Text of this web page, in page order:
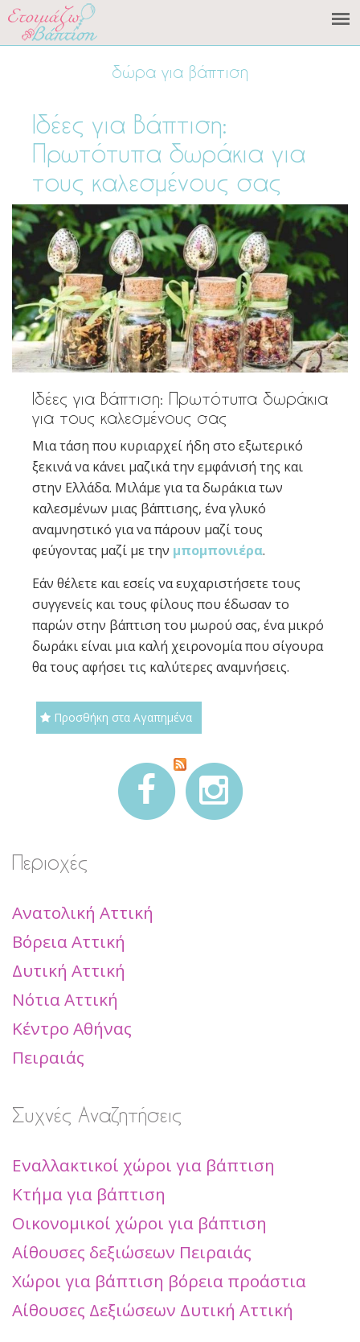
δώρα για βάπτιση
Ιδέες για Βάπτιση:
Πρωτότυπα δωράκια για
τους καλεσμένους σας
Ιδέες για Βάπτιση: Πρωτότυπα δωράκια
για τους καλεσμένους σας
Μια τάση που κυριαρχεί ήδη στο εξωτερικό
ξεκινά να κάνει μαζικά την εμφάνισή της και
στην Ελλάδα. Μιλάμε για τα δωράκια των
καλεσμένων μιας βάπτισης, ένα γλυκό
αναμνηστικό για να πάρουν μαζί τους
φεύγοντας μαζί με την μπομπονιέρα.
Εάν θέλετε και εσείς να ευχαριστήσετε τους
συγγενείς και τους φίλους που έδωσαν το
παρών στην βάπτιση του μωρού σας, ένα μικρό
δωράκι είναι μια καλή χειρονομία που σίγουρα
θα τους αφήσει τις καλύτερες αναμνήσεις.
Προσθήκη στα Αγαπημένα
Περιοχές
Ανατολική Αττική
Βόρεια Αττική
Δυτική Αττική
Νότια Αττική
Κέντρο Αθήνας
Πειραιάς
Συχνές Αναζητήσεις
Εναλλακτικοί χώροι για βάπτιση
Κτήμα για βάπτιση
Οικονομικοί χώροι για βάπτιση
Αίθουσες δεξιώσεων Πειραιάς
Χώροι για βάπτιση βόρεια προάστια
Αίθουσες Δεξιώσεων Δυτική Αττική